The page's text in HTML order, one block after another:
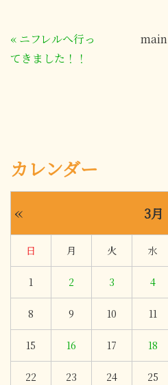
カレンダー
« 3月
日 月 火 水
1 2 3 4
8 9 10 11
15 16 17 18
22 23 24 25
« ニフレルへ行っ
てきました！！
main